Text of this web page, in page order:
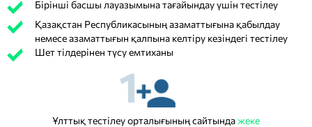
Бірінші басшы лауазымына тағайындау үшін тестілеу
Қазақстан Республикасының азаматтығына қабылдау
немесе азаматтығын қалпына келтіру кезіндегі тестілеу
Шет тілдерінен түсу емтиханы
1
Ұлттық тестілеу орталығының сайтындажеке